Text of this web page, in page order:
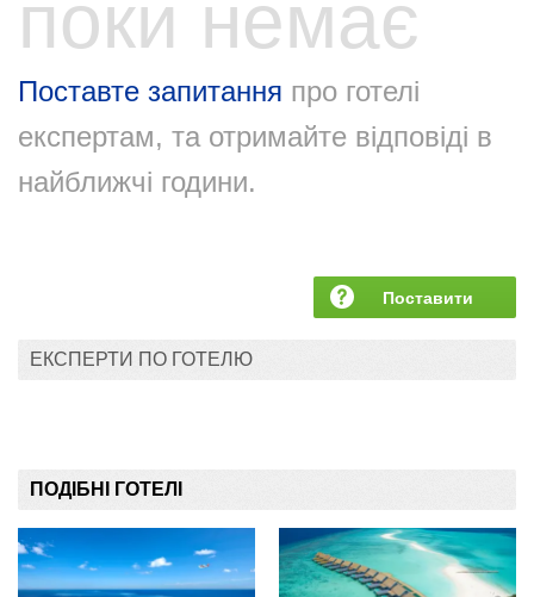
поки немає
Поставте запитання про готелі
експертам, та отримайте відповіді в
найближчі години.
Поставити
ЕКСПЕРТИ ПО ГОТЕЛЮ
ПОДІБНІ ГОТЕЛІ